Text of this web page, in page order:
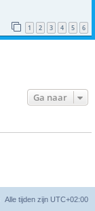
1 2 3 4 5 6
Ga naar
Alle tijden zijn UTC+02:00